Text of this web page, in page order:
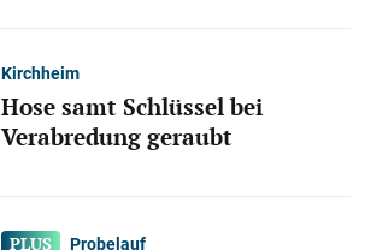
Kirchheim
Hose samt Schlüssel bei
Verabredung geraubt
Probelauf